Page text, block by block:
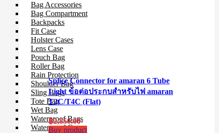
Bag Accessories
Bag Compartment
Backpacks
Fit Case
Holster Cases
Lens Case
Pouch Bag
Roller Bag
Rain Protection
Shoulder Bag
Sling Bags
Tote Bag
Wet Bag
Waterproof Bags
Waterproof Cases
Splice Connector for amaran 6 Tube
Light ข้อต่อประกบสำหรับไฟ amaran
T2C/T4C (Flat)
฿2,850.00
Buy product